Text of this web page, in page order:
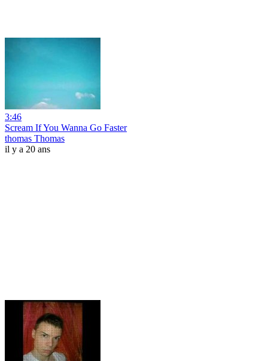
3:46
Scream If You Wanna Go Faster
thomas Thomas
il y a 20 ans